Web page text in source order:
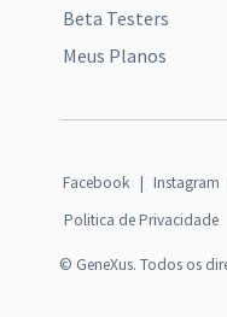
Beta Testers
Meus Planos
Facebook | Instagram
Politica de Privacidade
© GeneXus. Todos os